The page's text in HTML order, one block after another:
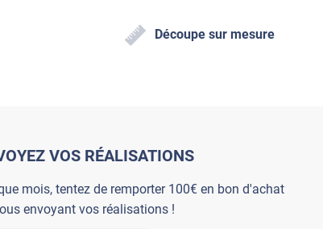
Découpe sur mesure
VOS RÉALISATIONS
mois, tentez de remporter 100€ en bon d'achat
envoyant vos réalisations !